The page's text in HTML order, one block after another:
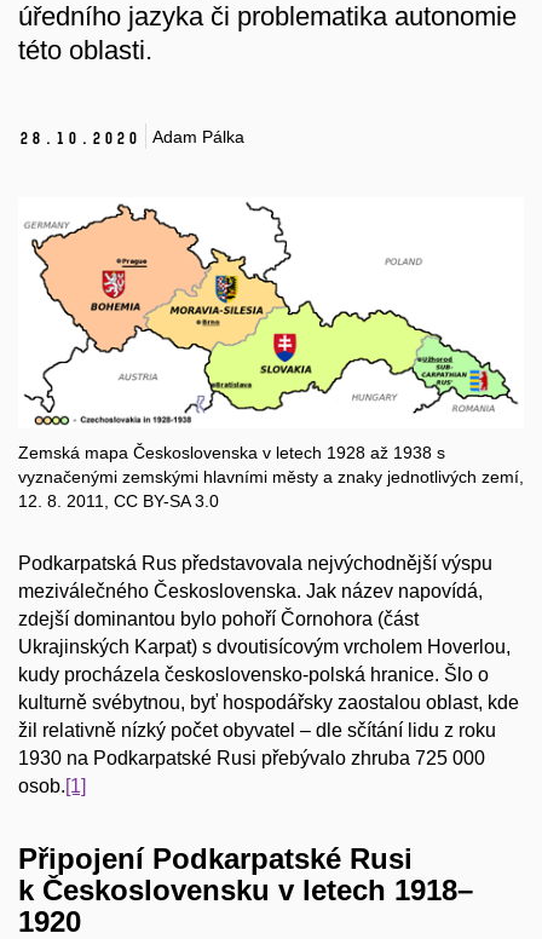
úředního jazyka či problematika autonomie
této oblasti.
28. 10. 2020 Adam Pálka
Zemská mapa Československa v letech 1928 až 1938 s
vyznačenými zemskými hlavními městy a znaky jednotlivých zemí,
12. 8. 2011, CC BY-SA 3.0
Podkarpatská Rus představovala nejvýchodnější výspu
meziválečného Československa. Jak název napovídá,
zdejší dominantou bylo pohoří Čornohora (část
Ukrajinských Karpat) s dvoutisícovým vrcholem Hoverlou,
kudy procházela československo-polská hranice. Šlo o
kulturně svébytnou, byť hospodářsky zaostalou oblast, kde
žil relativně nízký počet obyvatel – dle sčítání lidu z roku
1930 na Podkarpatské Rusi přebývalo zhruba 725 000
osob.[1]
Připojení Podkarpatské Rusi
k Československu v letech 1918–
1920